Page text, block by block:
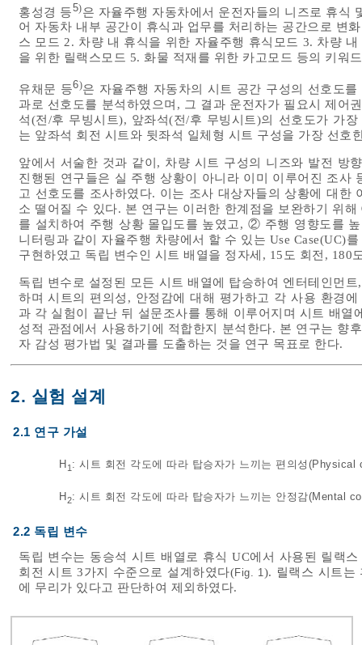
홍성경 등5)은 자율주행 자동차에서 운전자들의 니즈로 휴식
어 자동차 내부 공간이 휴식과 업무를 처리하는 공간으로 변
스 모드 2. 차량 내 휴식을 위한 자율주행 휴식모드 3. 차량
을 위한 릴랙스모드 5. 화물 적재를 위한 카고모드 등의 키워
유채문 등6)은 자율주행 자동차의 시트 공간 구성의 선호도
과로 선호도를 분석하였으며, 그 결과 운전자가 필요시 제어
석(전/후 무빙시트), 앞좌석(전/후 무빙시트)의 선호도가 가
는 앞좌석 회전 시트와 뒷좌석 일체형 시트 구성을 가장 선호
앞에서 서술한 것과 같이, 차량 시트 구성의 니즈와 발전 방
진행된 연구들은 실 주행 상황이 아니라 이미 이루어진 조사
고 선호도를 조사하였다. 이는 조사 대상자들의 상황에 대한
소 떨어질 수 있다. 본 연구는 이러한 한계점을 보완하기 위
를 설치하여 주행 상황 몰입도를 높였고, ② 주행 영향도를
니터링과 같이 자율주행 차량에서 할 수 있는 Use Case(UC)
구현하였고 독립 변수인 시트 배열을 정자세, 15도 회전, 180
독립 변수로 설정된 모든 시트 배열에 탑승하여 엔터테인먼
하며 시트의 편의성, 안정감에 대해 평가하고 각 사용 환경
과 각 실험이 끝난 뒤 설문조사를 통해 이루어지며 시트 배
성적 관점에서 사용하기에 적합한지 분석한다. 본 연구는 향
자 감성 평가법 및 결과를 도출하는 것을 연구 목표로 한다.
2. 실험 설계
2.1 연구 가설
H 1 : 시트 회전 각도에 따라 탑승자가 느끼는 편의성(Physical
H 2: 시트 회전 각도에 따라 탑승자가 느끼는 안정감(Mental
2.2 독립 변수
독립 변수는 동승석 시트 배열로 휴식 UC에서 사용된 릴랙
회전 시트 3가지 수준으로 설계하였다(Fig. 1 ). 릴랙스 시트는
에 무리가 있다고 판단하여 제외하였다.